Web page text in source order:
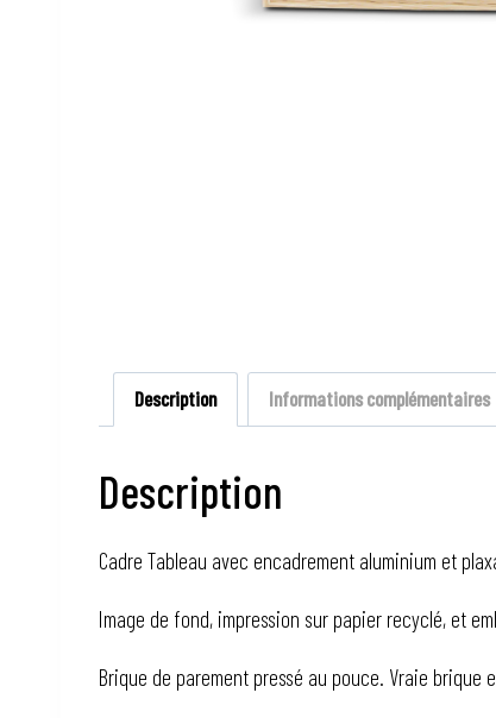
Description Informations complémentaires
Description
Cadre Tableau avec encadrement aluminium et
Image de fond, impression sur papier recyclé, et
Brique de parement pressé au pouce. Vraie